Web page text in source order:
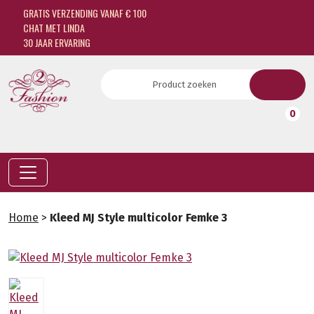
GRATIS VERZENDING VANAF € 100
CHAT MET LINDA
30 JAAR ERVARING
0
Home > Kleed MJ Style multicolor Femke 3